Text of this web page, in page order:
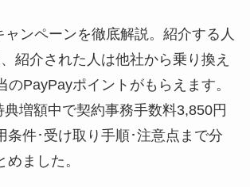
ャンペーンを徹底解説。紹介する人
紹介された人は他社から乗り換え
のPayPayポイントがもらえます。
典増額中で契約事務手数料3,850円
条件･受け取り手順･注意点まで分
ました。